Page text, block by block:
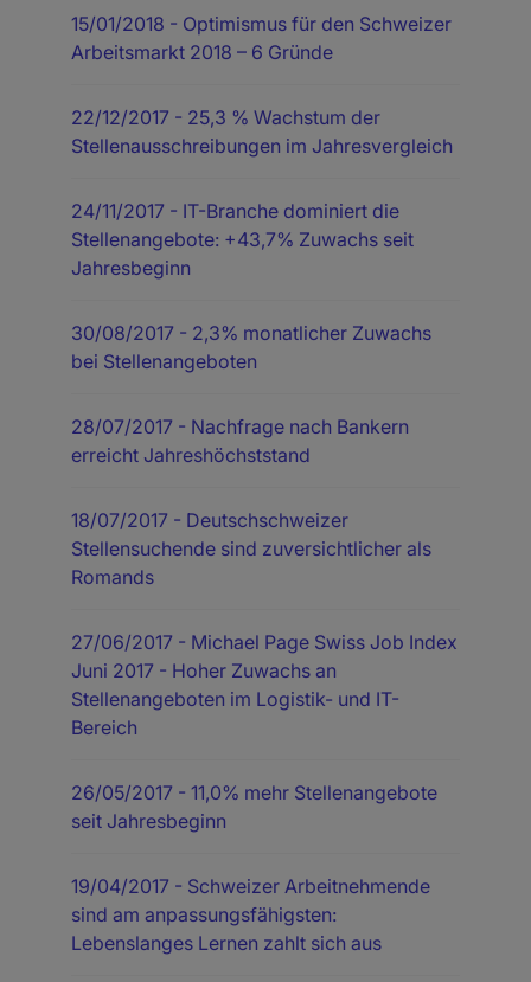
15/01/2018 - Optimismus für den Schweizer
Arbeitsmarkt 2018 – 6 Gründe
22/12/2017 - 25,3 % Wachstum der
Stellenausschreibungen im Jahresvergleich
24/11/2017 - IT-Branche dominiert die
Stellenangebote: +43,7% Zuwachs seit
Jahresbeginn
30/08/2017 - 2,3% monatlicher Zuwachs
bei Stellenangeboten
28/07/2017 - Nachfrage nach Bankern
erreicht Jahreshöchststand
18/07/2017 - Deutschschweizer
Stellensuchende sind zuversichtlicher als
Romands
27/06/2017 - Michael Page Swiss Job Index
Juni 2017 - Hoher Zuwachs an
Stellenangeboten im Logistik- und IT-
Bereich
26/05/2017 - 11,0% mehr Stellenangebote
seit Jahresbeginn
19/04/2017 - Schweizer Arbeitnehmende
sind am anpassungsfähigsten:
Lebenslanges Lernen zahlt sich aus